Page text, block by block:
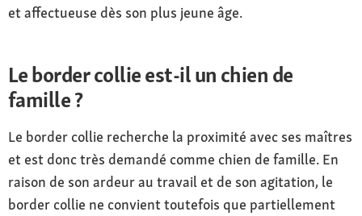
et affectueuse dès son plus jeune âge.
Le border collie est-il un chien de
famille ?
Le border collie recherche la proximité avec ses maîtres
et est donc très demandé comme chien de famille. En
raison de son ardeur au travail et de son agitation, le
border collie ne convient toutefois que partiellement